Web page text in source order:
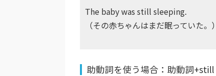
The baby was still sleeping.
（その赤ちゃんはまだ眠っていた。）
助動詞を使う場合：助動詞+still